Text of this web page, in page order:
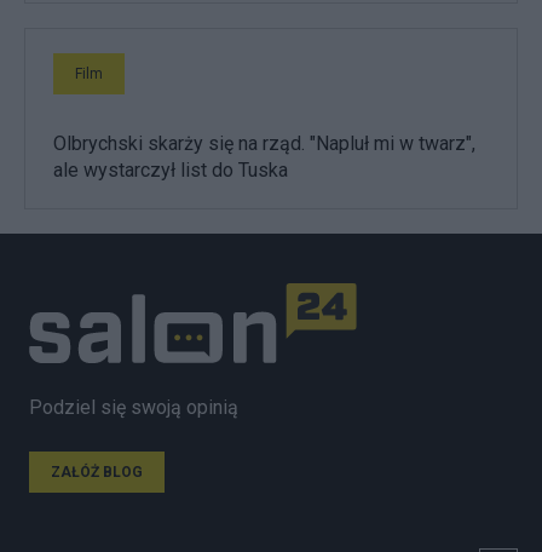
Film
Olbrychski skarży się na rząd. "Napluł mi w twarz",
ale wystarczył list do Tuska
Podziel się swoją opinią
ZAŁÓŻ BLOG